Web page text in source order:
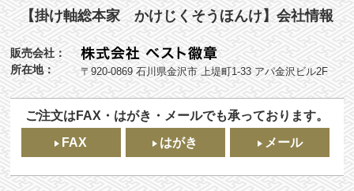
【掛け軸総本家 かけじくそうほんけ】会社情報
販売会社：
所在地：
〒920-0869 石川県金沢市 上堤町1-33 アパ金沢ビル2F
ご注文はFAX・はがき・メールでも承っております。
FAX
はがき メール